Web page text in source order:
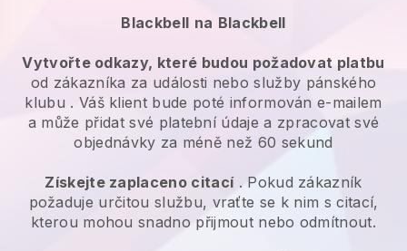
Blackbell na Blackbell
Vytvořte odkazy, které budou požadovat platbu
od zákazníka za události nebo služby pánského
klubu . Váš klient bude poté informován e-mailem
a může přidat své platební údaje a zpracovat své
objednávky za méně než 60 sekund
Získejte zaplaceno citací. Pokud zákazník
požaduje určitou službu, vraťte se k nim s citací,
kterou mohou snadno přijmout nebo odmítnout.